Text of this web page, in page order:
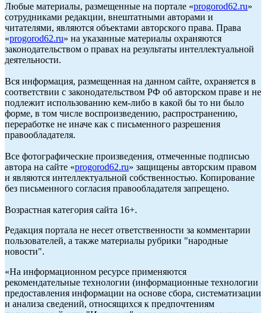
Любые материалы, размещенные на портале «progorod62.ru»
сотрудниками редакции, внештатными авторами и
читателями, являются объектами авторского права. Права
«progorod62.ru» на указанные материалы охраняются
законодательством о правах на результаты интеллектуальной
деятельности.
Вся информация, размещенная на данном сайте, охраняется в
соответствии с законодательством РФ об авторском праве и не
подлежит использованию кем-либо в какой бы то ни было
форме, в том числе воспроизведению, распространению,
переработке не иначе как с письменного разрешения
правообладателя.
Все фотографические произведения, отмеченные подписью
автора на сайте «progorod62.ru» защищены авторским правом
и являются интеллектуальной собственностью. Копирование
без письменного согласия правообладателя запрещено.
Возрастная категория сайта 16+.
Редакция портала не несет ответственности за комментарии
пользователей, а также материалы рубрики "народные
новости".
«На информационном ресурсе применяются
рекомендательные технологии (информационные технологии
предоставления информации на основе сбора, систематизации
и анализа сведений, относящихся к предпочтениям